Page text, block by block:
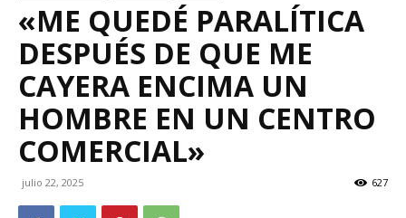
«ME QUEDÉ PARALÍTICA
DESPUÉS DE QUE ME
CAYERA ENCIMA UN
HOMBRE EN UN CENTRO
COMERCIAL»
julio 22, 2025 627